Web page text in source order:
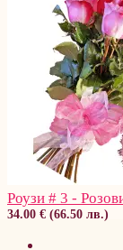
Роузи # 3 -
34.00 € (66.50 лв.)